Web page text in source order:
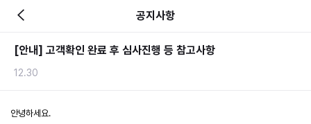
공지사항
[안내] 고객확인 완료 후 심사진행 등 참고사항
12.30